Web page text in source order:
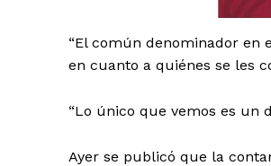
“El común denominador en
en cuanto a quiénes se les
“Lo único que vemos es un
Ayer se publicó que la